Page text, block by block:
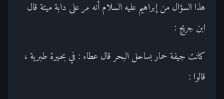
هذا السؤال من إبراهيم عليه السلام أنه مر على دابة ميتة قال
ابن جريج :
كانت جيفة حمار بساحل البحر قال عطاء : في بحيرة طبرية ،
قالوا :